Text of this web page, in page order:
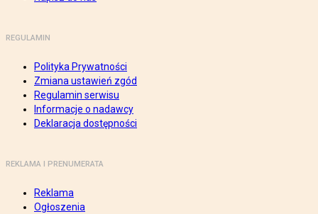
REGULAMIN
Polityka Prywatności
Zmiana ustawień zgód
Regulamin serwisu
Informacje o nadawcy
Deklaracja dostępności
REKLAMA I PRENUMERATA
Reklama
Ogłoszenia